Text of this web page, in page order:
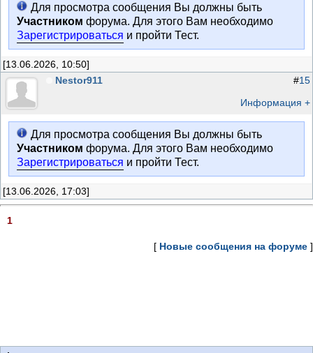
Для просмотра сообщения Вы должны быть
Участником форума. Для этого Вам необходимо
Зарегистрироваться и пройти Тест.
[13.06.2026, 10:50]
Nestor911
#15
Информация +
Для просмотра сообщения Вы должны быть
Участником форума. Для этого Вам необходимо
Зарегистрироваться и пройти Тест.
[13.06.2026, 17:03]
1
[ Новые сообщения на форуме ]